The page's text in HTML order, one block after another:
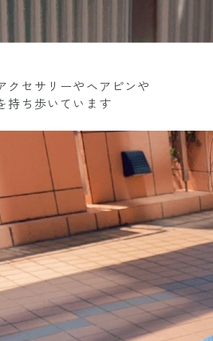
クセサリーやヘアピンや
持ち歩いています